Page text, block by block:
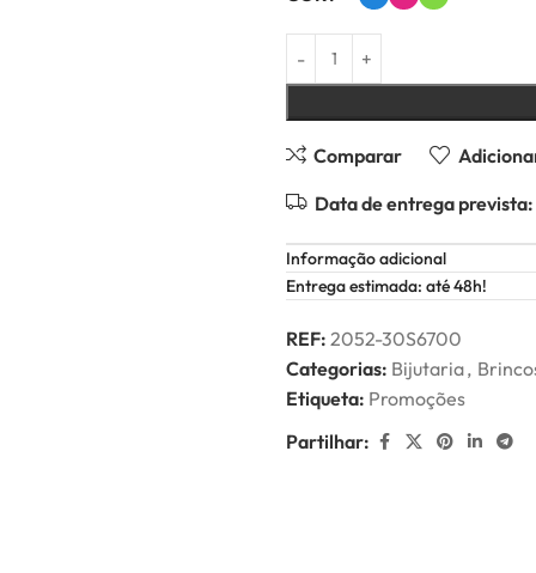
Comparar
Data de entrega prevista:
Informação adicional
Entrega estimada: até 48h!
REF: 2052-30S6700
Categorias: Bijutaria,
Etiqueta: Promoções
Partilhar: